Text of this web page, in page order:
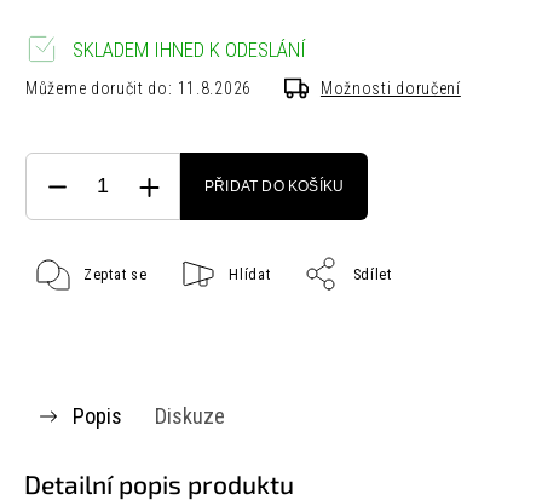
SKLADEM IHNED K ODESLÁNÍ
Můžeme doručit do: 11.8.2026 Možnosti doručení
PŘIDAT DO KOŠÍKU
Zeptat se Hlídat Sdílet
Popis Diskuze
Detailní popis produktu